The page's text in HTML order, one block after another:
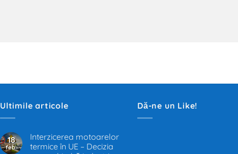
Ultimile articole
18
feb.
Interzicerea motoarelor
termice în UE – Decizia
Dă-ne un Like!